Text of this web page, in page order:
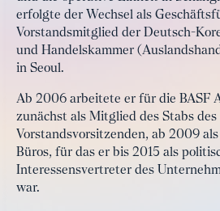
erfolgte der Wechsel als
Vorstandsmitglied der Deutsch-
und Handelskammer
in Seoul.
Ab 2006 arbeitete er für die BASF
zunächst als Mitglied des Stabs des
Vorstandsvorsitzenden, ab 2009
Büros, für das er bis 2015 als
Interessensvertreter des
war.